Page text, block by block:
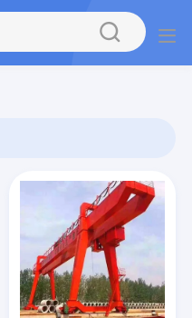
{cookie_flags: